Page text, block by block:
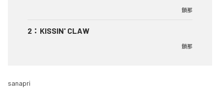
鎖那
2 ： KISSIN' CLAW
鎖那
sanapri